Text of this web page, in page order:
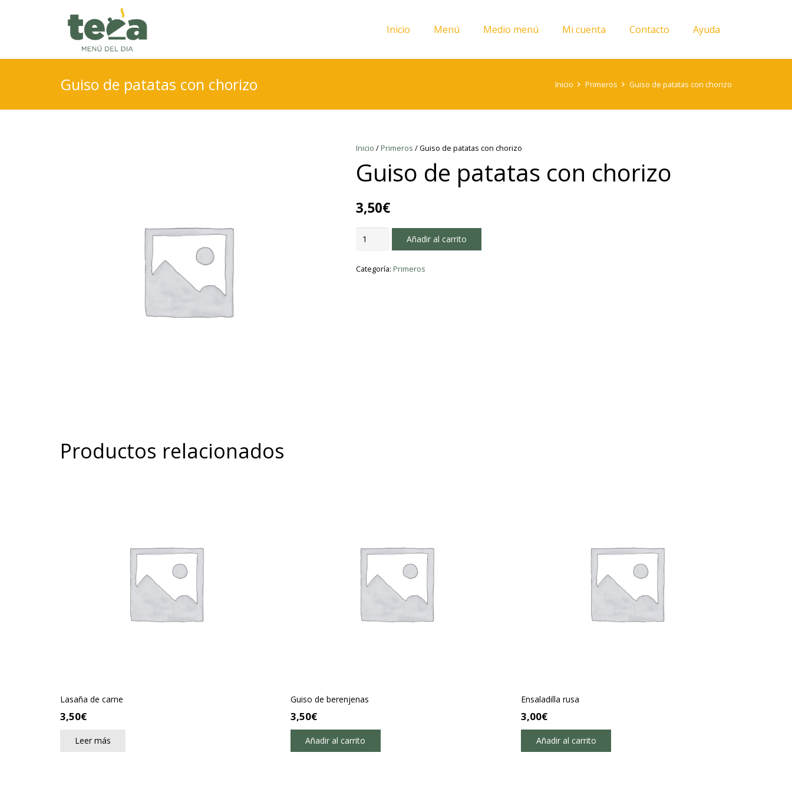
Inicio Menú Medio menú Mi cuenta Contacto Ayuda
Guiso de patatas con chorizo Inicio Primeros Guiso de patatas con chorizo
Inicio / Primeros / Guiso de patatas con chorizo
Guiso de patatas con chorizo
3,50€
Guiso
Añadir al carrito
Categoría: Primeros
Productos relacionados
Lasaña de carne
3,50€
Leer más
Guiso de berenjenas
3,50€
Añadir al carrito
Ensaladilla rusa
3,00€
Añadir al carrito